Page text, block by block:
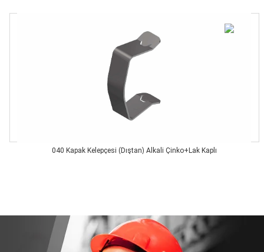
040 Kapak Kelepçesi (Dıştan) Alkali Çinko+Lak Kaplı